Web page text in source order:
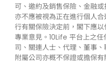
可、邀約及銷售保險、金融
亦不應被視為正在進行個人
行有關保險決定前，閣下應
專業意見。10Life 平台上之
司、關連人士、代理、董事
附屬公司亦概不保證或擔保